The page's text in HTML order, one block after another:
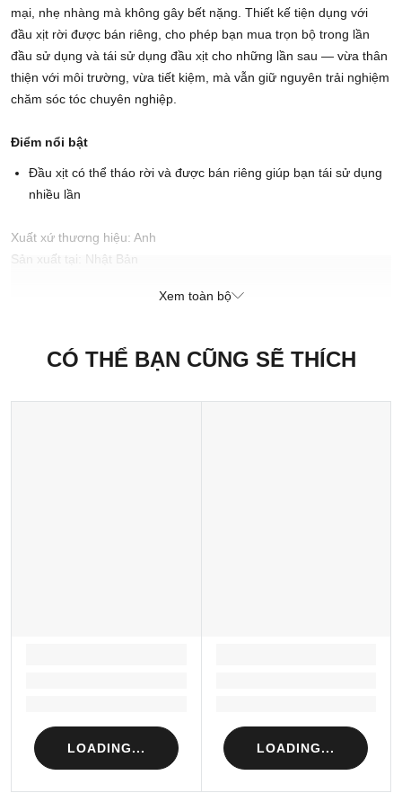
mại, nhẹ nhàng mà không gây bết nặng. Thiết kế tiện dụng với
đầu xịt rời được bán riêng, cho phép bạn mua trọn bộ trong lần
đầu sử dụng và tái sử dụng đầu xịt cho những lần sau — vừa thân
thiện với môi trường, vừa tiết kiệm, mà vẫn giữ nguyên trải nghiệm
chăm sóc tóc chuyên nghiệp.
Điểm nổi bật
Đầu xịt có thể tháo rời và được bán riêng giúp bạn tái sử dụng
nhiều lần
Xuất xứ thương hiệu: Anh
Sản xuất tại: Nhật Bản
Xem toàn bộ
CÓ THỂ BẠN CŨNG SẼ THÍCH
LOADING... LOADING...